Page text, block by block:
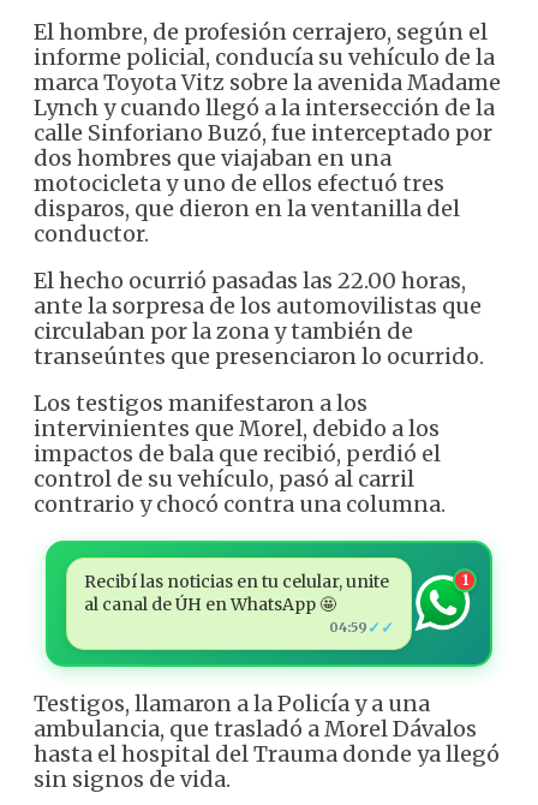
El hombre, de profesión cerrajero, según el
informe policial, conducía su vehículo de la
marca Toyota Vitz sobre la avenida Madame
Lynch y cuando llegó a la intersección de la
calle Sinforiano Buzó, fue interceptado por
dos hombres que viajaban en una
motocicleta y uno de ellos efectuó tres
disparos, que dieron en la ventanilla del
conductor.
El hecho ocurrió pasadas las 22.00 horas,
ante la sorpresa de los automovilistas que
circulaban por la zona y también de
transeúntes que presenciaron lo ocurrido.
Los testigos manifestaron a los
intervinientes que Morel, debido a los
impactos de bala que recibió, perdió el
control de su vehículo, pasó al carril
contrario y chocó contra una columna.
Recibí las noticias en tu celular, unite
al canal de ÚH en WhatsApp 🤩
04:59 ✓✓
1
Testigos, llamaron a la Policía y a una
ambulancia, que trasladó a Morel Dávalos
hasta el hospital del Trauma donde ya llegó
sin signos de vida.